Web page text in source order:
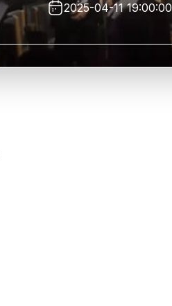
2025-04-11 19:00:00